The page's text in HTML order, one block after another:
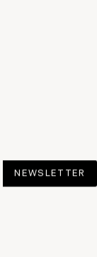
NEWSLETTER